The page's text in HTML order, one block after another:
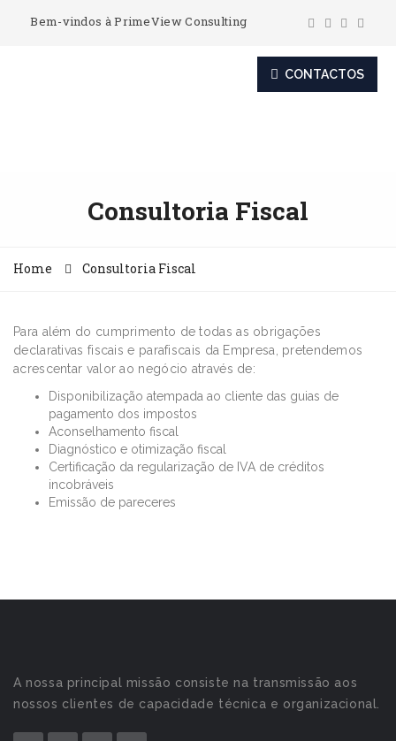
Bem-vindos à PrimeView Consulting
CONTACTOS
Consultoria Fiscal
Home Consultoria Fiscal
Para além do cumprimento de todas as obrigações
declarativas fiscais e parafiscais da Empresa, pretendemos
acrescentar valor ao negócio através de:
Disponibilização atempada ao cliente das guias de
pagamento dos impostos
Aconselhamento fiscal
Diagnóstico e otimização fiscal
Certificação da regularização de IVA de créditos
incobráveis
Emissão de pareceres
A nossa principal missão consiste na transmissão aos
nossos clientes de capacidade técnica e organizacional.